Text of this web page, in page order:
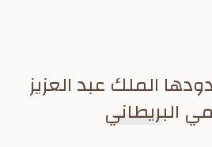
الملك عبد العزيز
البريطاني